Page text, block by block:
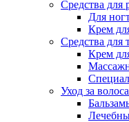
Средства для
Для
Крем
Средства для
Крем
Уход за